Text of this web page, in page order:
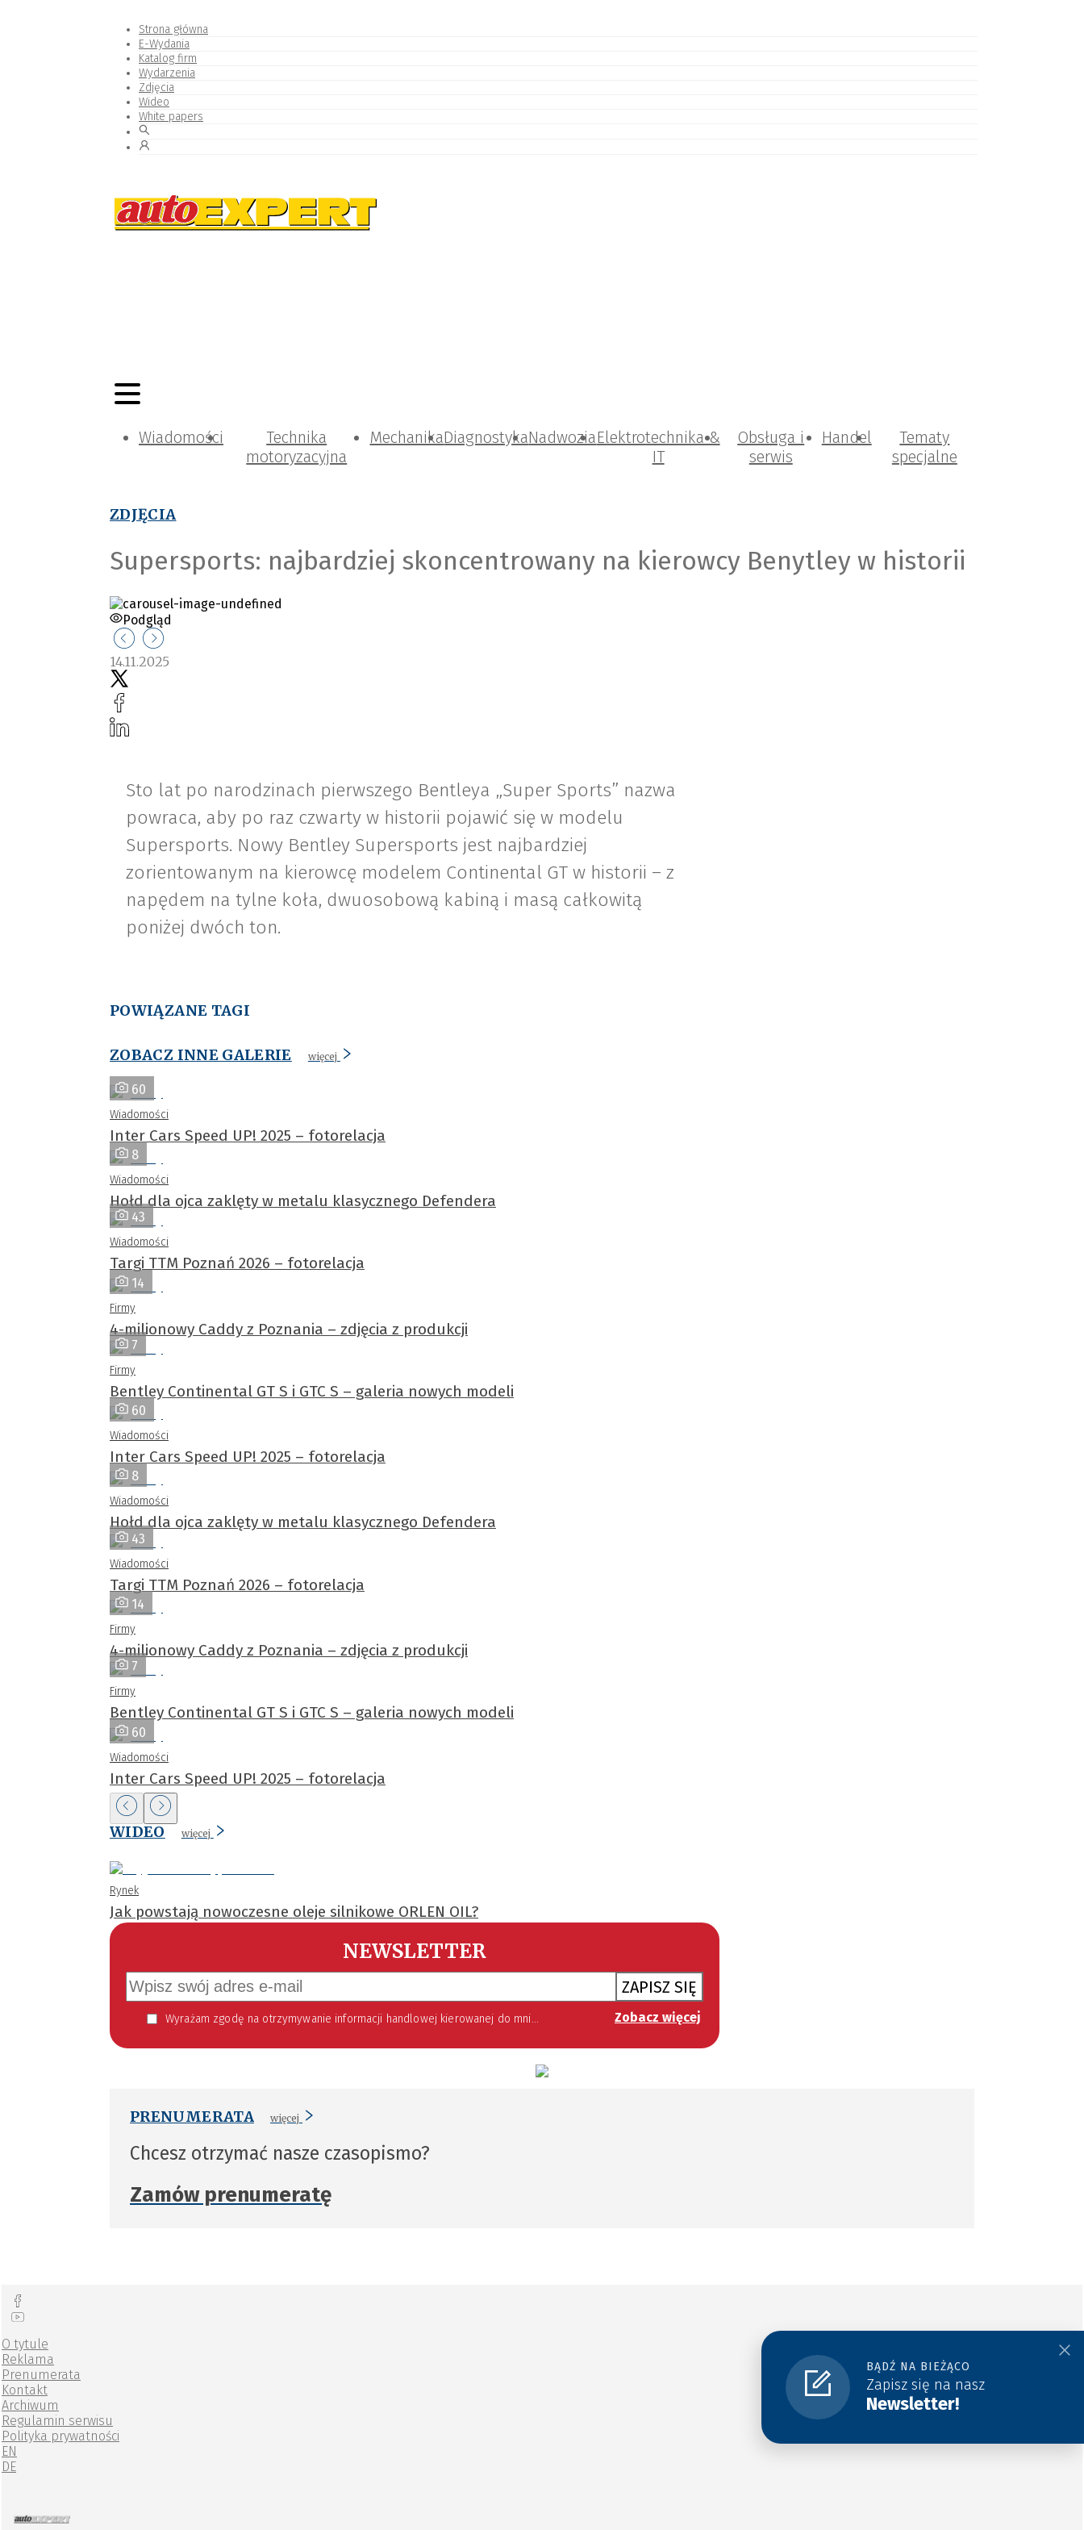
Strona główna
E-Wydania
Katalog firm
Wydarzenia
Zdjęcia
Wideo
White papers
Wiadomości
Technika
motoryzacyjna
MechanikaDiagnostykaNadwoziaElektrotechnika &
IT
Obsługa i
serwis
Handel
Tematy
specjalne
ZDJĘCIA
Supersports: najbardziej skoncentrowany na kierowcy Benytley w historii
Podgląd
14.11.2025
Sto lat po narodzinach pierwszego Bentleya „Super Sports” nazwa
powraca, aby po raz czwarty w historii pojawić się w modelu
Supersports. Nowy Bentley Supersports jest najbardziej
zorientowanym na kierowcę modelem Continental GT w historii – z
napędem na tylne koła, dwuosobową kabiną i masą całkowitą
poniżej dwóch ton.
POWIĄZANE TAGI
ZOBACZ INNE GALERIE więcej
60
Wiadomości
Inter Cars Speed UP! 2025 – fotorelacja
8
Wiadomości
Hołd dla ojca zaklęty w metalu klasycznego Defendera
43
Wiadomości
Targi TTM Poznań 2026 – fotorelacja
14
Firmy
4-milionowy Caddy z Poznania – zdjęcia z produkcji
7
Firmy
Bentley Continental GT S i GTC S – galeria nowych modeli
60
Wiadomości
Inter Cars Speed UP! 2025 – fotorelacja
8
Wiadomości
Hołd dla ojca zaklęty w metalu klasycznego Defendera
43
Wiadomości
Targi TTM Poznań 2026 – fotorelacja
14
Firmy
4-milionowy Caddy z Poznania – zdjęcia z produkcji
7
Firmy
Bentley Continental GT S i GTC S – galeria nowych modeli
60
Wiadomości
Inter Cars Speed UP! 2025 – fotorelacja
WIDEO więcej
Rynek
Jak powstają nowoczesne oleje silnikowe ORLEN OIL?
NEWSLETTER
ZAPISZ SIĘ
Wyrażam zgodę na otrzymywanie informacji handlowej kierowanej do mnie za pomocą środków komunikacji elektronicznej w szczególności poczty elektronicznej zgodnie z przepisem art. 10 ust 2 ustawy z dnia 18 lipca 2002 roku o świadczeniu usług drogą elektroniczną (Dz. U. 144 z 2002 r. poz. 1204). Zgoda jest dobrowolna, jednak jej wyrażenie jest konieczne, aby otrzymywać newsletter. Zobacz więcej
PRENUMERATA więcej
Chcesz otrzymać nasze czasopismo?
Zamów prenumeratę
BĄDŹ NA BIEŻĄCO
Zapisz się na nasz
Newsletter!
O tytule
Reklama
Prenumerata
Kontakt
Archiwum
Regulamin serwisu
Polityka prywatności
EN
DE